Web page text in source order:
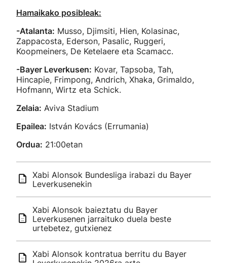
Hamaikako posibleak:
-Atalanta: Musso, Djimsiti, Hien, Kolasinac,
Zappacosta, Ederson, Pasalic, Ruggeri,
Koopmeiners, De Ketelaere eta Scamacc.
-Bayer Leverkusen: Kovar, Tapsoba, Tah,
Hincapie, Frimpong, Andrich, Xhaka, Grimaldo,
Hofmann, Wirtz eta Schick.
Zelaia: Aviva Stadium
Epailea: István Kovács (Errumania)
Ordua: 21:00etan
Xabi Alonsok Bundesliga irabazi du Bayer
Leverkusenekin
Xabi Alonsok baieztatu du Bayer
Leverkusenen jarraituko duela beste
urtebetez, gutxienez
Xabi Alonsok kontratua berritu du Bayer